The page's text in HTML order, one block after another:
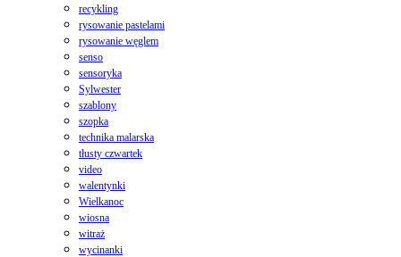
recykling
rysowanie pastelami
rysowanie węglem
senso
sensoryka
Sylwester
szablony
szopka
technika malarska
tłusty czwartek
video
walentynki
Wielkanoc
wiosna
witraż
wycinanki